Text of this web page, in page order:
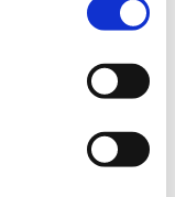
og nytår, fra